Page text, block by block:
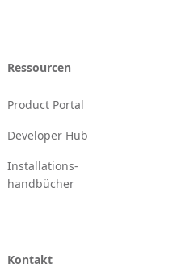
Ressourcen
Product Portal
Developer Hub
Installations-
handbücher
Kontakt